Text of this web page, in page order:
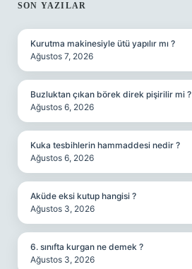
SIDEBAR
SON YAZILAR
Kurutma makinesiyle ütü yapılır mı ?
Ağustos 7, 2026
Buzluktan çıkan börek direk pişirilir mi ?
Ağustos 6, 2026
Kuka tesbihlerin hammaddesi nedir ?
Ağustos 6, 2026
Aküde eksi kutup hangisi ?
Ağustos 3, 2026
6. sınıfta kurgan ne demek ?
Ağustos 3, 2026